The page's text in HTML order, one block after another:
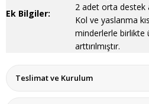
Ek Bilgiler:
2 adet orta destek
Kol ve yaslanma
minderlerle birlikte
arttırılmıştır.
Teslimat ve Kurulum